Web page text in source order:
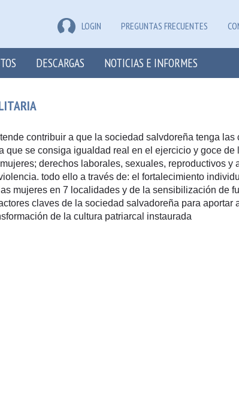
LOGIN PREGUNTAS FRECUENTES
DESCARGAS NOTICIAS E INFORMES
contribuir a que la sociedad salvdoreña tenga las
que se consiga igualdad real en el ejercicio y goce de
mujeres; derechos laborales, sexuales, reproductivos y
todo ello a través de: el fortalecimiento
mujeres en 7 localidades y de la sensibilización de
claves de la sociedad salvadoreña para aportar
de la cultura patriarcal instaurada